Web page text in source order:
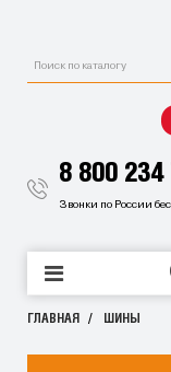
8 800 234
Звонки по России
ГЛАВНАЯ ШИНЫ